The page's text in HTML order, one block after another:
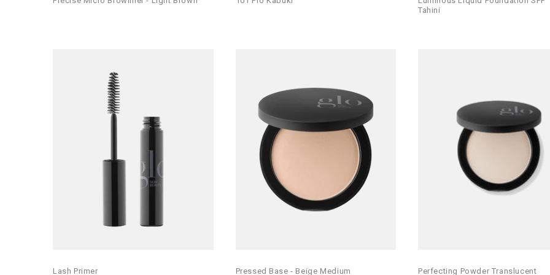
Tahini
Lash Primer Pressed Base - Beige Medium Perfecting Powder Translucent